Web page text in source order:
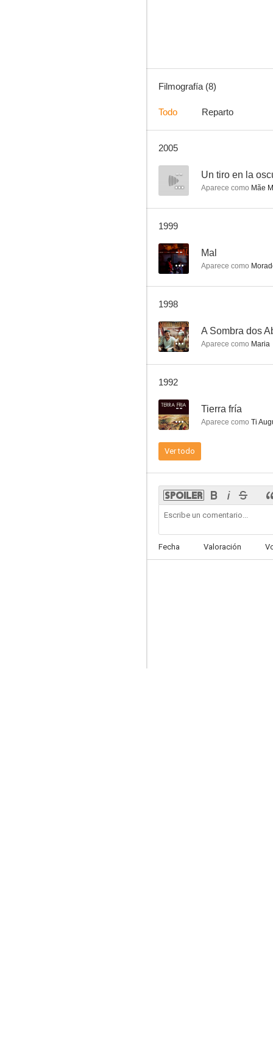
Filmografía (8)
Todo Reparto
2005
-- Un tiro en la
Aparece como Mãe
1999
-- Mal
Aparece como
1998
-- A Sombra dos
Aparece como Maria
1992
-- Tierra fría
Aparece como Ti
Ver todo
Fecha Valoración